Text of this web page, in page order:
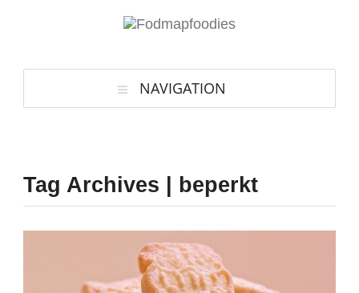
NAVIGATION
Tag Archives | beperkt